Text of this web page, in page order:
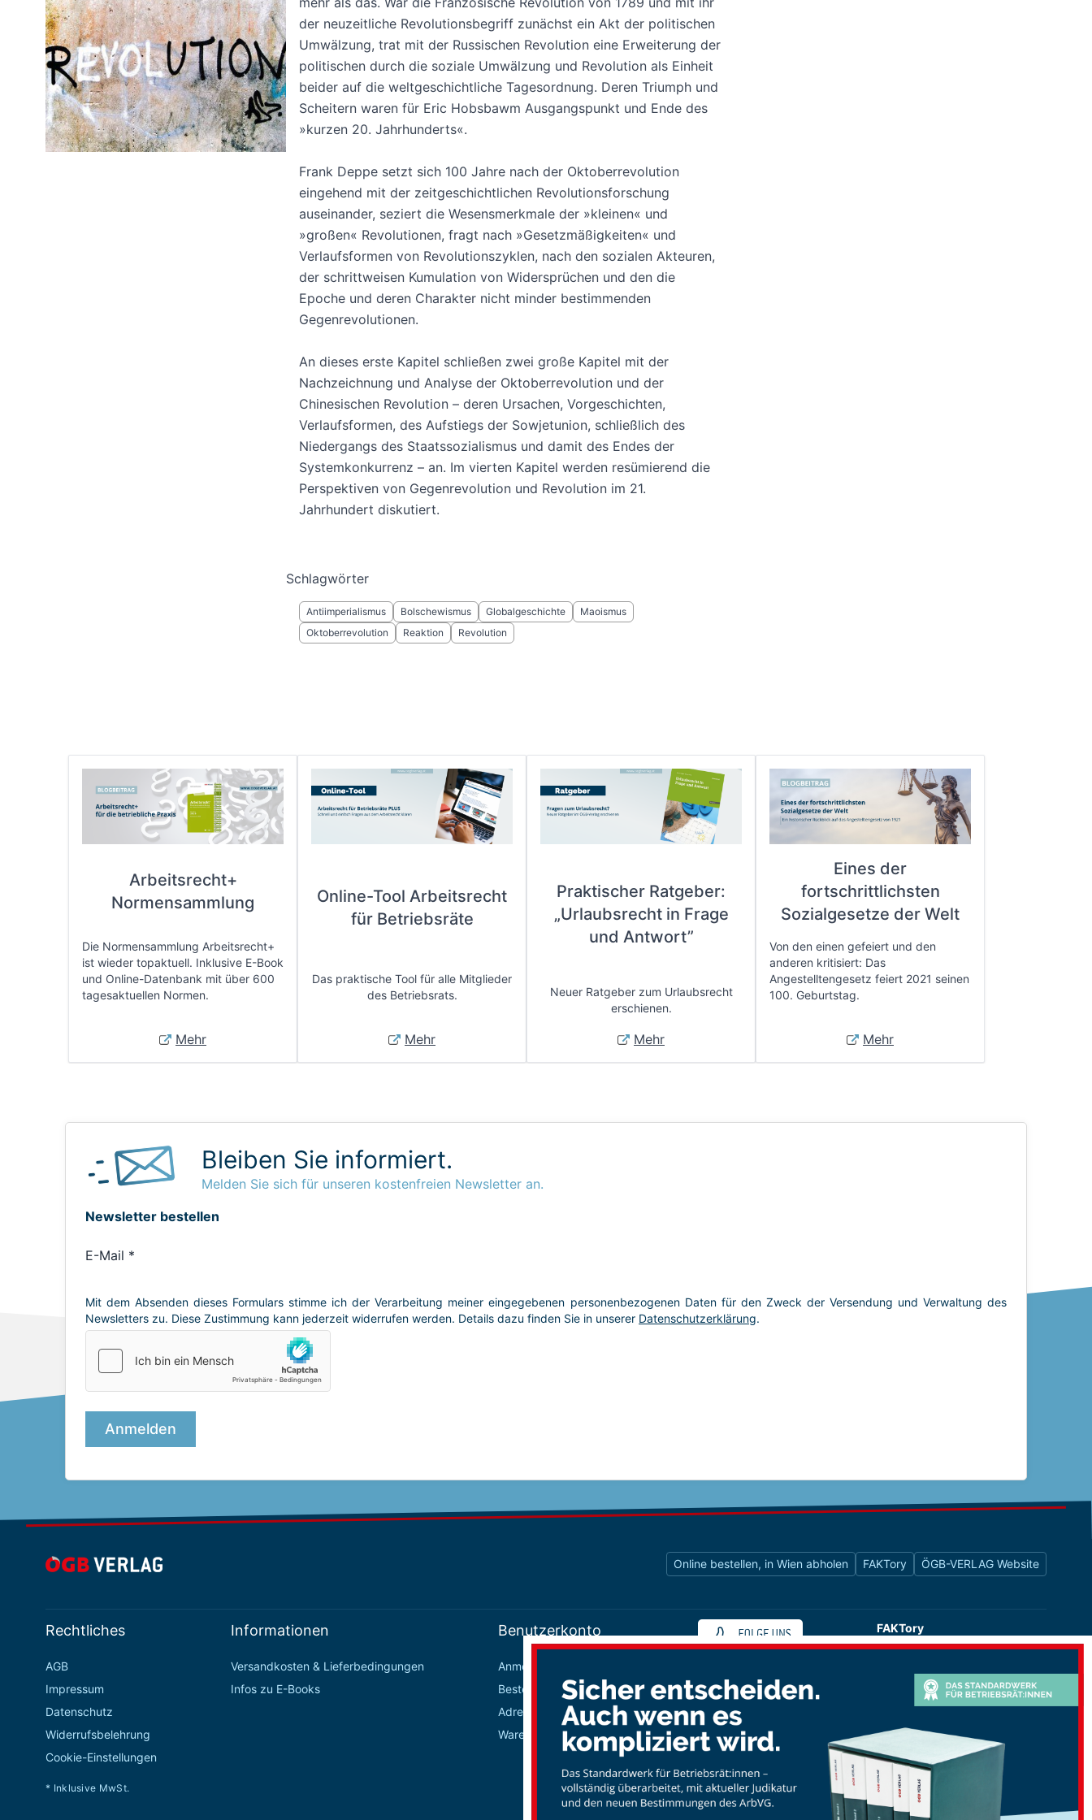
der neuzeitliche Revolutionsbegriff zunächst ein Akt der politischen
Umwälzung, trat mit der Russischen Revolution eine Erweiterung der
politischen durch die soziale Umwälzung und Revolution als Einheit
beider auf die weltgeschichtliche Tagesordnung. Deren Triumph und
Scheitern waren für Eric Hobsbawm Ausgangspunkt und Ende des
»kurzen 20. Jahrhunderts«.
Frank Deppe setzt sich 100 Jahre nach der Oktoberrevolution
eingehend mit der zeitgeschichtlichen Revolutionsforschung
auseinander, seziert die Wesensmerkmale der »kleinen« und
»großen« Revolutionen, fragt nach »Gesetzmäßigkeiten« und
Verlaufsformen von Revolutionszyklen, nach den sozialen Akteuren,
der schrittweisen Kumulation von Widersprüchen und den die
Epoche und deren Charakter nicht minder bestimmenden
Gegenrevolutionen.
An dieses erste Kapitel schließen zwei große Kapitel mit der
Nachzeichnung und Analyse der Oktoberrevolution und der
Chinesischen Revolution – deren Ursachen, Vorgeschichten,
Verlaufsformen, des Aufstiegs der Sowjetunion, schließlich des
Niedergangs des Staatssozialismus und damit des Endes der
Systemkonkurrenz – an. Im vierten Kapitel werden resümierend die
Perspektiven von Gegenrevolution und Revolution im 21.
Jahrhundert diskutiert.
Schlagwörter
Antiimperialismus Bolschewismus Globalgeschichte
Maoismus
Oktoberrevolution
Reaktion Revolution
Arbeitsrecht+
Normensammlung
Die Normensammlung Arbeitsrecht+
ist wieder topaktuell. Inklusive E-Book
und Online-Datenbank mit über 600
tagesaktuellen Normen.
Mehr
Online-Tool Arbeitsrecht
für Betriebsräte
Das praktische Tool für alle Mitglieder
des Betriebsrats.
Mehr
Praktischer Ratgeber:
„Urlaubsrecht in Frage
und Antwort”
Neuer Ratgeber zum Urlaubsrecht
erschienen.
Mehr
Eines der
fortschrittlichsten
Sozialgesetze der Welt
Von den einen gefeiert und den
anderen kritisiert: Das
Angestelltengesetz feiert 2021 seinen
100. Geburtstag.
Mehr
Bleiben Sie informiert.
Melden Sie sich für unseren kostenfreien Newsletter an.
Online bestellen, in Wien abholen FAKTory ÖGB-VERLAG Website
Rechtliches
AGB
Impressum
Datenschutz
Widerrufsbelehrung
Cookie-Einstellungen
* Inklusive MwSt.
Informationen
Versandkosten & Lieferbedingungen
Infos zu E-Books
Benutzerkonto
Anmelden / Registrieren
Bestellungen
Adressbuch
Warenkorb
FAKTory
Buchhandlung des ÖGB-Verlags
1010 Wien
Tel: 01 / 405 49 98 / 99132
Fax: 01 / 405 49 98 / 99136
Öffnungszeiten:
Montag bis Freitag
9:00 - 18:00 Uhr